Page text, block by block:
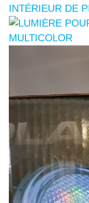
INTÉRIEUR DE